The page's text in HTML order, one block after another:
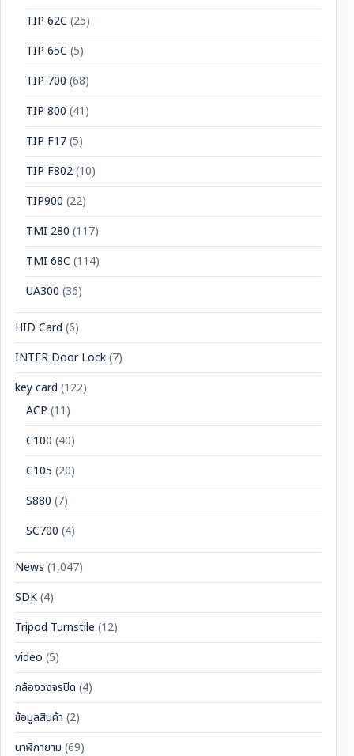
TIP 62C (25)
TIP 65C (5)
TIP 700 (68)
TIP 800 (41)
TIP F17(5)
TIP F802(10)
TIP900 (22)
TMI 280 (117)
TMI 68C (114)
UA300 (36)
HID Card (6)
INTER Door Lock(7)
key card (122)
ACP (11)
C100 (40)
C105 (20)
S880 (7)
SC700 (4)
News (1,047)
SDK(4)
Tripod Turnstile (12)
video (5)
กล้องวงจรปิด (4)
ข้อมูลสินค้า (2)
นาฬิกายาม (69)